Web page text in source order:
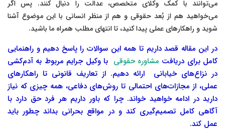
می‌توانند با کمک وکلای متخصص، عدالت را دنبال کنند. پس اگر
می‌خواهید هم از بُعد حقوقی و هم از منظر انسانی با این موضوع آشنا
شوید و راهکارهای عملی پیدا کنید، تا انتهای مطلب همراه ما باشید.
در این مقاله قصد داریم تا همه این سوالات را پاسخ دهیم و راهنمایی
کامل برای دریافت مشاوره حقوقی با وکیل جرایم مربوط به آدم‌کشی
در نزاع‌های خیابانی ارائه دهیم. از تعاریف قانونی تا راهکارهای
عملی، از مجازات‌های احتمالی تا روش‌های دفاعی، همه چیزی که نیاز
دارید در ادامه خواهید خواند. چرا که باور داریم هر فرد حق دارد با
آگاهی کامل تصمیم‌گیری کند و در مواقع بحرانی بداند چطور باید
عمل کند.